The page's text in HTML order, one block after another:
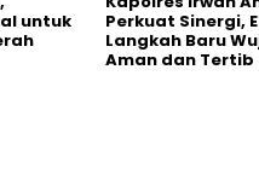
untuk
Perkuat Sinergi,
Langkah Baru
Aman dan Tertib